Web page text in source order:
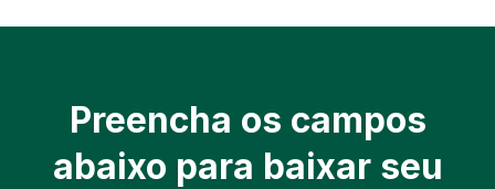
Preencha os campos
abaixo para baixar seu